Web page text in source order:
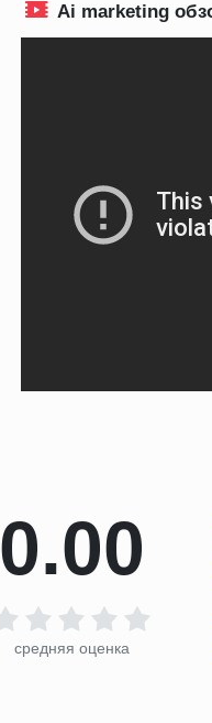
Ai marketing
0.00
средняя оценка